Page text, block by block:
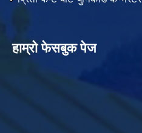
हाम्रो फेसबुक पेज